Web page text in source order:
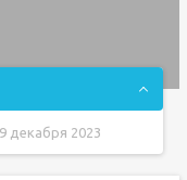
декабря 2023